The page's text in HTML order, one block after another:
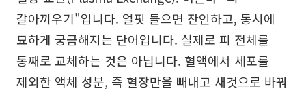
갈아끼우기"입니다. 얼핏 들으면 잔인하고, 동시에
묘하게 궁금해지는 단어입니다. 실제로 피 전체를
통째로 교체하는 것은 아닙니다. 혈액에서 세포를
제외한 액체 성분, 즉 혈장만을 빼내고 새것으로 바꿔